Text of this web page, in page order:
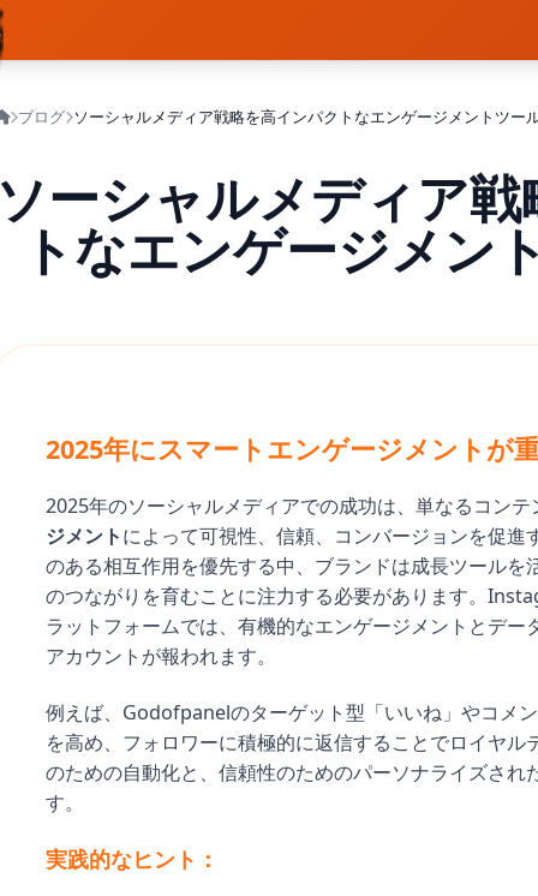
ブログ
ソーシャルメディア
トなエンゲージメン
2025年にスマートエンゲージメントが
2025年のソーシャルメディアでの成功は、単なるコンテ
ジメントによって可視性、信頼、コンバージョンを促
のある相互作用を優先する中、ブランドは成長ツールを
のつながりを育むことに注力する必要があります。
ラットフォームでは、有機的なエンゲージメントとデー
アカウントが報われます。
例えば、Godofpanelのターゲット型「いいね」やコメ
を高め、フォロワーに積極的に返信することでロイヤル
のための自動化と、信頼性のためのパーソナライズされ
す。
実践的なヒント：